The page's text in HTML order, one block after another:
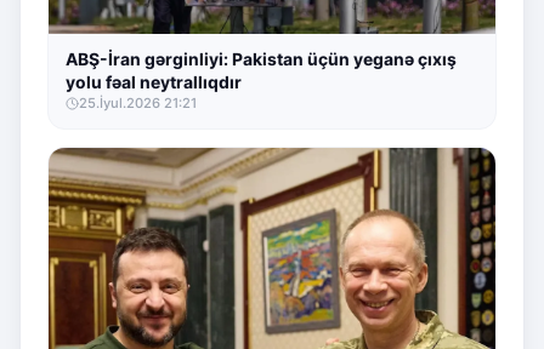
ABŞ-İran gərginliyi: Pakistan üçün yeganə çıxış
yolu fəal neytrallıqdır
25.İyul.2026 21:21